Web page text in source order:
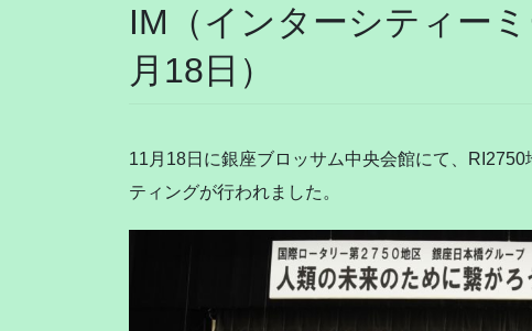
IM（インターシティー
月18日）
11月18日に銀座ブロッサム中央会館にて、
ティングが行われました。